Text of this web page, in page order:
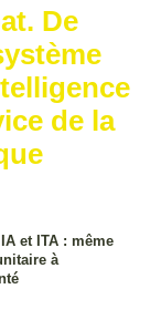
De
de la
et ITA : même
à